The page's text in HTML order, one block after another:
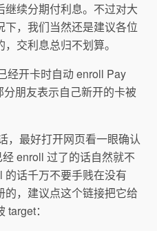
续分期付利息。不过对大
，我们当然还是建议各位
交利息总归不划算。
经开卡时自动 enroll Pay
朋友表示自己新开的卡被
，最好打开网页看一眼确认
enroll 过了的话自然就不
的话千万不要手贱在没有
，建议点这个链接把它给
：